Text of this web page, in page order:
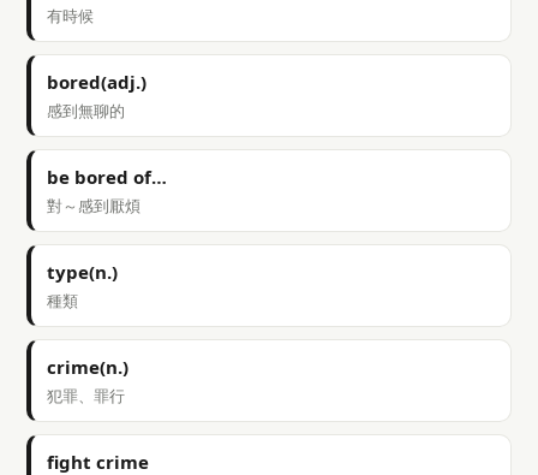
有時候
bored(adj.)
感到無聊的
be bored of…
對～感到厭煩
type(n.)
種類
crime(n.)
犯罪、罪行
fight crime